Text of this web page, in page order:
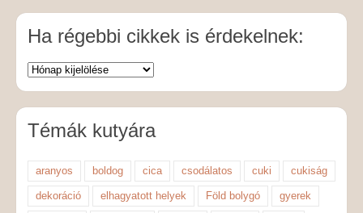
Ha régebbi cikkek is érdekelnek:
Témák kutyára
aranyos boldog cica csodálatos cuki cukiság
dekoráció elhagyatott helyek Föld bolygó gyerek